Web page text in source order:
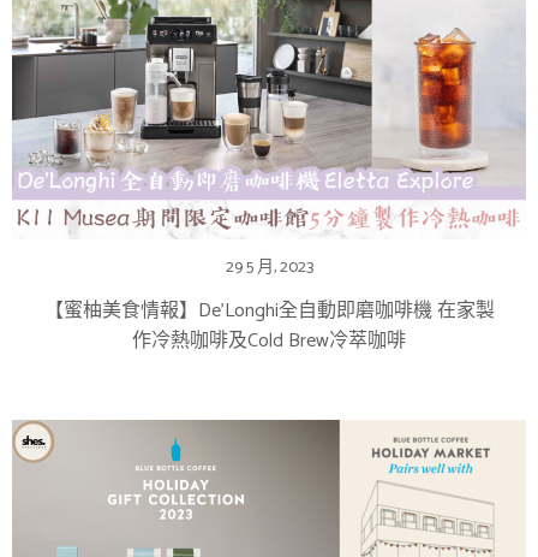
29 5 月, 2023
【蜜柚美食情報】De’Longhi全自動即磨咖啡機 在家製
作冷熱咖啡及Cold Brew冷萃咖啡